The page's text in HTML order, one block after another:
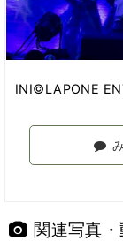
INI©LAPONE
関連写真